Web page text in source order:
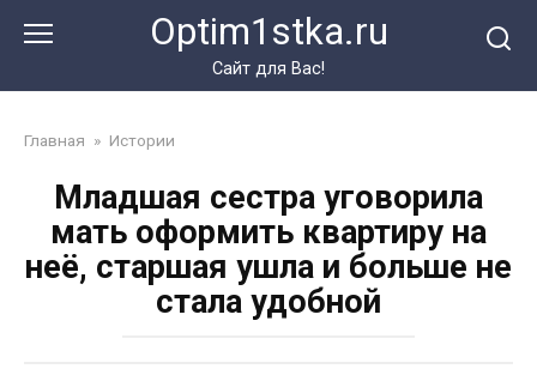
Optim1stka.ru
Сайт для Вас!
Главная » Истории
Младшая сестра уговорила
мать оформить квартиру на
неё, старшая ушла и больше не
стала удобной